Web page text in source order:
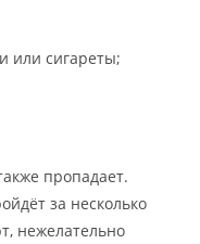
или сигареты;
пропадает.
за несколько
нежелательно